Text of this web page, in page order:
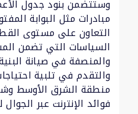
وستتضمن بنود جدول
مبادرات مثل البوابة
التعاون على مستوى
السياسات التي تضمن
والمنصفة في صيانة
والتقدم في تلبية
منطقة الشرق الأوسط
فوائد الإنترنت عبر